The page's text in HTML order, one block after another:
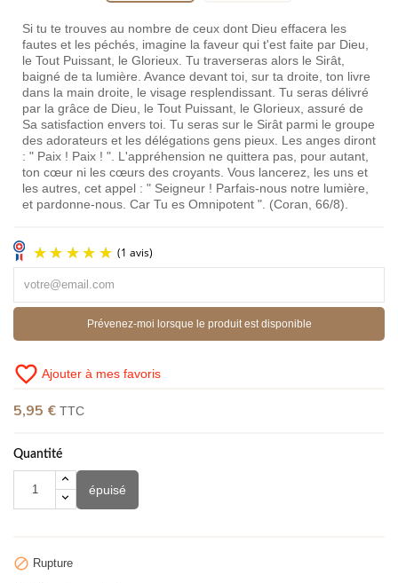
Si tu te trouves au nombre de ceux dont Dieu effacera les
fautes et les péchés, imagine la faveur qui t'est faite par Dieu,
le Tout Puissant, le Glorieux. Tu traverseras alors le Sirât,
baigné de ta lumière. Avance devant toi, sur ta droite, ton livre
dans la main droite, le visage resplendissant. Tu seras délivré
par la grâce de Dieu, le Tout Puissant, le Glorieux, assuré de
Sa satisfaction envers toi. Tu seras sur le Sirât parmi le groupe
des adorateurs et les délégations gens pieux. Les anges diront
: " Paix ! Paix ! ". L'appréhension ne quittera pas, pour autant,
ton cœur ni les cœurs des croyants. Vous lancerez, les uns et
les autres, cet appel : " Seigneur ! Parfais-nous notre lumière,
et pardonne-nous. Car Tu es Omnipotent ". (Coran, 66/8).
Prévenez-moi lorsque le produit est disponible
favorite_border Ajouter à mes favoris
5,95 € TTC
Quantité
épuisé
 Rupture